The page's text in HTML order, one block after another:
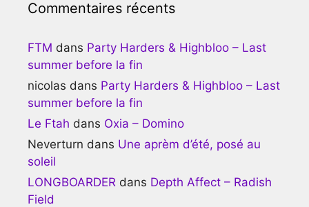
Commentaires récents
FTM dans Party Harders & Highbloo – Last
summer before la fin
nicolas dans Party Harders & Highbloo – Last
summer before la fin
Le Ftah dans Oxia – Domino
Neverturn dans Une aprèm d’été, posé au
soleil
LONGBOARDER dans Depth Affect – Radish
Field